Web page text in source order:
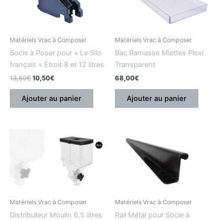
Matériels Vrac à Composer
Socle à Poser pour « Le Silo
français » Étroit 8 et 12 litres
13,50€
13,50€.
10,50€
10,50€.
Ajouter au panier
Matériels Vrac à Composer
Bac Ramasse Miettes Plexi
Transparent
68,00€
Ajouter au panier
Matériels Vrac à Composer
Distributeur Moulin 6,5 litres
Matériels Vrac à Composer
Rail Métal pour Socle à